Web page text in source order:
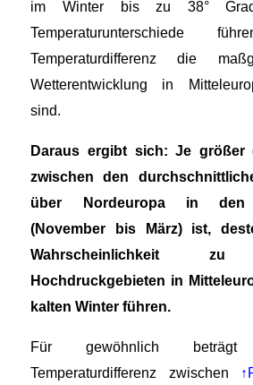
im Winter bis zu 38°
Temperaturunterschiede
Temperaturdifferenz die
Wetterentwicklung in
sind.
Daraus ergibt sich: Je größer
zwischen den
über Nordeuropa in den
(November bis März) ist,
Wahrscheinlichkeit zu
Hochdruckgebieten in
kalten Winter führen.
Für gewöhnlich
Temperaturdifferenz zwischen